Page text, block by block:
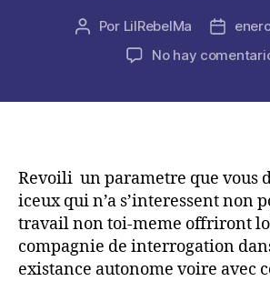
Autor
Por LilRebelMa
Fecha
No hay
Revoili un parametre que vous
iceux qui n’a s’interessent non
travail non toi-meme offriront
compagnie de interrogation
existance autonome voire avec